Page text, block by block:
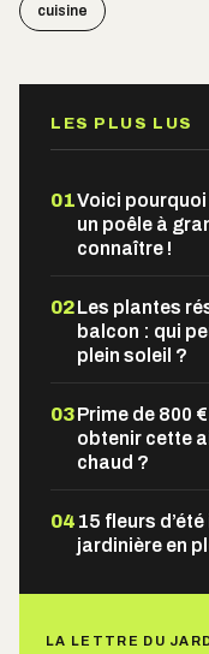
cuisine
LES PLUS LUS
01Voici
un poêle à
connaître !
02Les plantes
balcon : qui
plein soleil ?
03Prime de 800
obtenir cette
chaud ?
04 15 fleurs
jardinière en
LA LETTRE DU